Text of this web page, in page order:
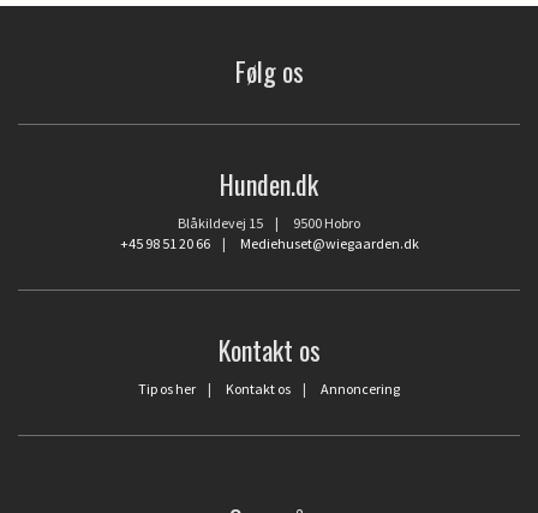
Følg os
Hunden.dk
Blåkildevej 15 | 9500 Hobro
+45 98 51 20 66| Mediehuset@wiegaarden.dk
Kontakt os
Tip os her | Kontakt os | Annoncering